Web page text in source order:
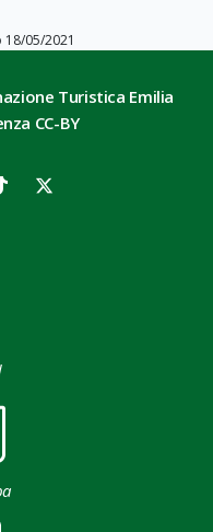
05/2021
Turistica Emilia
CC-BY